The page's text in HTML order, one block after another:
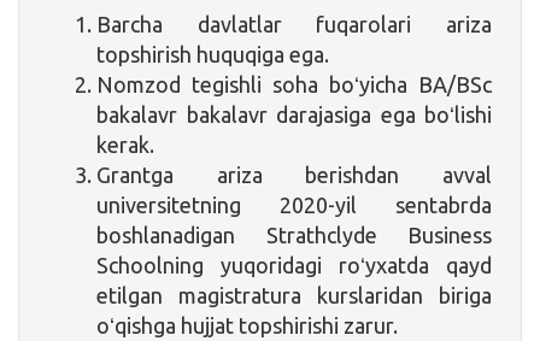
Barcha davlatlar fuqarolari ariza
topshirish huquqiga ega.
Nomzod tegishli soha boʻyicha BA/BSc
bakalavr bakalavr darajasiga ega boʻlishi
kerak.
Grantga ariza berishdan avval
universitetning 2020-yil sentabrda
boshlanadigan Strathclyde Business
Schoolning yuqoridagi roʻyxatda qayd
etilgan magistratura kurslaridan biriga
oʻqishga hujjat topshirishi zarur.